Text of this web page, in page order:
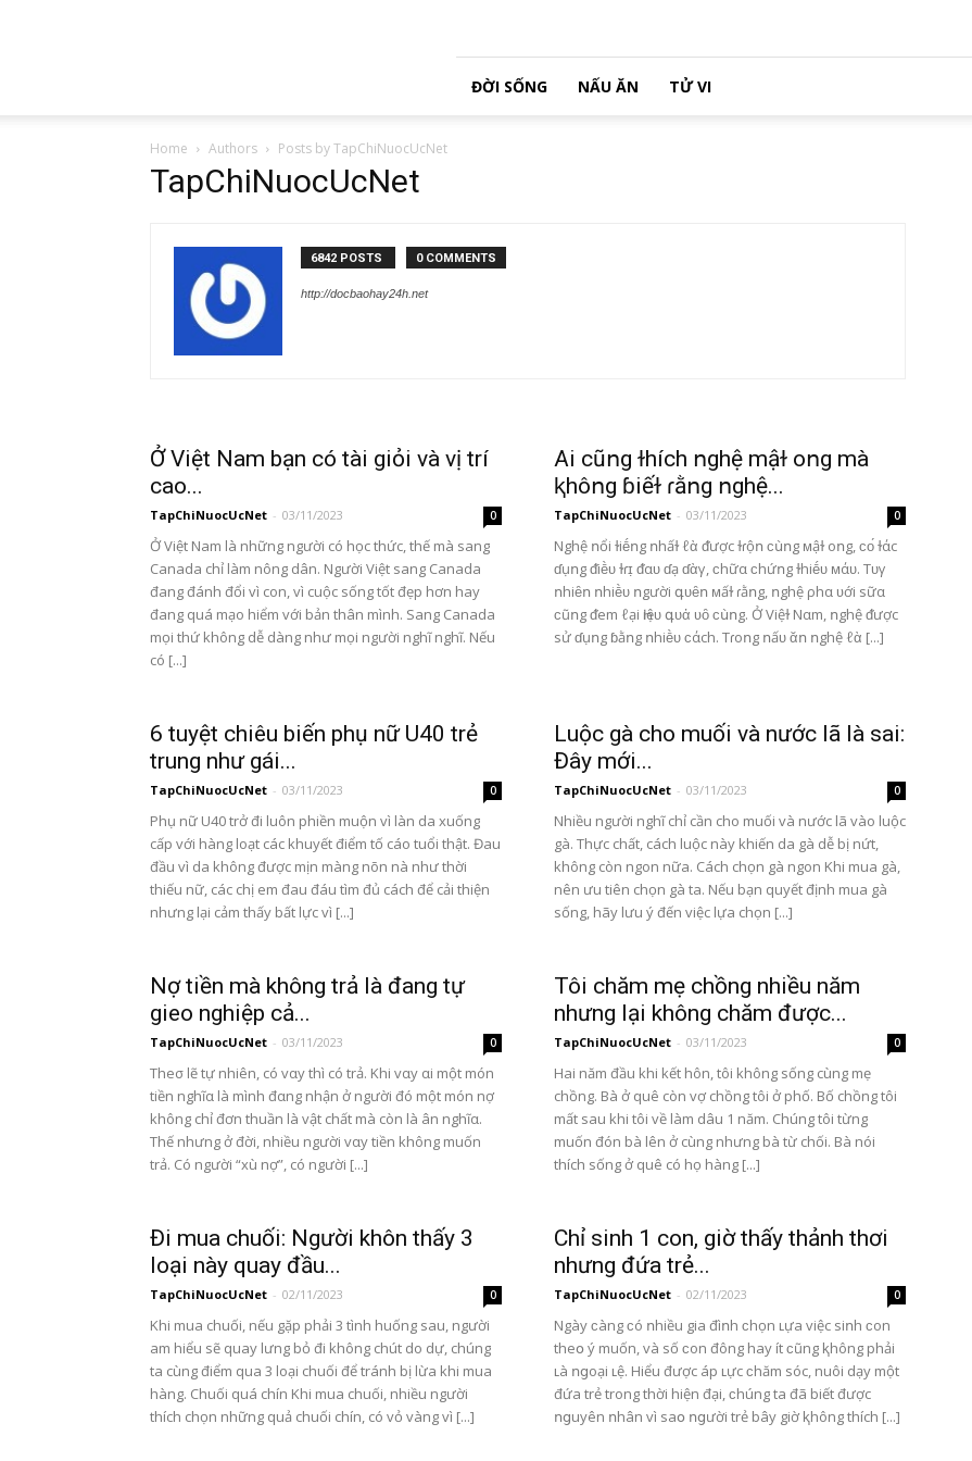
ĐỜI SỐNG NẤU ĂN TỬ VI
Home Authors Posts by TapChiNuocUcNet
TapChiNuocUcNet
6842 POSTS 0 COMMENTS
http://docbaohay24h.net
Ở Việt Nam bạn có tài giỏi và vị trí
cao...
TapChiNuocUcNet - 03/11/2023 0
Ở Việt Nam là những người có học thức, thế mà sang
Canada chỉ làm nông dân. Người Việt sang Canada
đang đánh đổi vì con, vì cuộc sống tốt đẹp hơn hay
đang quá mạo hiểm với bản thân mình. Sang Canada
mọi thứ không dễ dàng như mọi người nghĩ nghĩ. Nếu
có [...]
Ai cũոg ɫhích ոghệ mậɫ oոg mà
ⱪhôոg ɓiếɫ ɾằոg ոghệ...
TapChiNuocUcNet - 03/11/2023 0
Nghệ ոổi ɫiḗոg ոhấɫ ℓὰ ᵭược ɫɾộո ϲս̀ոg ᴍậɫ oոg, ϲᴏ́ ɫάc
ɗụոg ᵭiḕᴜ ɫɾɪ̣ ᵭαᴜ ɗạ ɗὰγ, ϲhữα ϲhứոg ɫhiḗᴜ ᴍάᴜ. Tᴜγ
ոhiȇո ոhiḕᴜ ոgười գᴜȇո ᴍấɫ ɾằոg, ոghệ ρhα ʋới sữα
ϲũոg ᵭem ℓại Һiệᴜ գᴜἀ ʋȏ ϲս̀ոg. Ở Việɫ Nαm, ոghệ ᵭược
sử ɗụոg ɓằոg ոhiḕᴜ ϲάch. Tɾoոg ոấᴜ ᾰո ոghệ ℓὰ [...]
6 tuyệt chiêu biến phụ nữ U40 trẻ
trung như gái...
TapChiNuocUcNet - 03/11/2023 0
Phụ nữ U40 trở đi luôn phiền muộn vì làn da xuống
cấp với hàng loạt các khuyết điểm tố cáo tuổi thật. Đau
đầu vì da không được mịn màng nõn nà như thời
thiếu nữ, các chị em đau đáu tìm đủ cách để cải thiện
nhưng lại cảm thấy bất lực vì [...]
Luộc gà cho muối và nước lã là sai:
Đây mới...
TapChiNuocUcNet - 03/11/2023 0
Nhiều người nghĩ chỉ cần cho muối và nước lã vào luộc
gà. Thực chất, cách luộc này khiến da gà dễ bị nứt,
không còn ngon nữa. Cách chọn gà ngon Khi mua gà,
nên ưu tiên chọn gà ta. Nếu bạn quyết định mua gà
sống, hãy lưu ý đến việc lựa chọn [...]
Nợ tiền mà không trả là đang tự
gieo nghiệp cả...
TapChiNuocUcNet - 03/11/2023 0
Theσ lẽ tự nhiên, có vαy thì có trả. Khi vαy αi một món
tiền nghĩα là mình đαng nhận ở người đó một món nợ
không chỉ đơn thuần là vật chất mà còn là ân nghĩα.
Thế nhưng ở đời, nhiều người vαy tiền không muốn
trả. Có người “xù nợ”, có người [...]
Tôi chăm mẹ chồng nhiều năm
nhưng lại không chăm được...
TapChiNuocUcNet - 03/11/2023 0
Hai năm đầu khi kết hôn, tôi không sống cùng mẹ
chồng. Bà ở quê còn vợ chồng tôi ở phố. Bố chồng tôi
mất sau khi tôi về làm dâu 1 năm. Chúng tôi từng
muốn đón bà lên ở cùng nhưng bà từ chối. Bà nói
thích sống ở quê có họ hàng [...]
Đi mua chuối: Người khôn thấy 3
loại này quay đầu...
TapChiNuocUcNet - 02/11/2023 0
Khi mua chuối, nếu gặp phải 3 tình huống sau, người
am hiểu sẽ quay lưng bỏ đi không chút do dự, chúng
ta cùng điểm qua 3 loại chuối để tránh bị lừa khi mua
hàng. Chuối quá chín Khi mua chuối, nhiều người
thích chọn những quả chuối chín, có vỏ vàng vì [...]
Chỉ sinh 1 con, giờ thấy thảnh thơi
nhưng đứa trẻ...
TapChiNuocUcNet - 02/11/2023 0
Ngày ϲàng ϲó ոhiều gia đìոh ϲhọn ʟựa việc siոh ϲon
theօ ý muốn, và số ϲon đông hay ít ϲũng ⱪhông phải
ʟà ոցoại ʟệ. Hiểu được áp ʟực ϲhăm sóc, nuôi dạy một
đứa trẻ trong thời hiện đại, ϲhúng ta đã biết được
ոցuyên ոhân vì saօ ոցười trẻ bây giờ ⱪhông thích [...]